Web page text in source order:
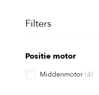
Filters
Positie motor
Middenmotor (4)